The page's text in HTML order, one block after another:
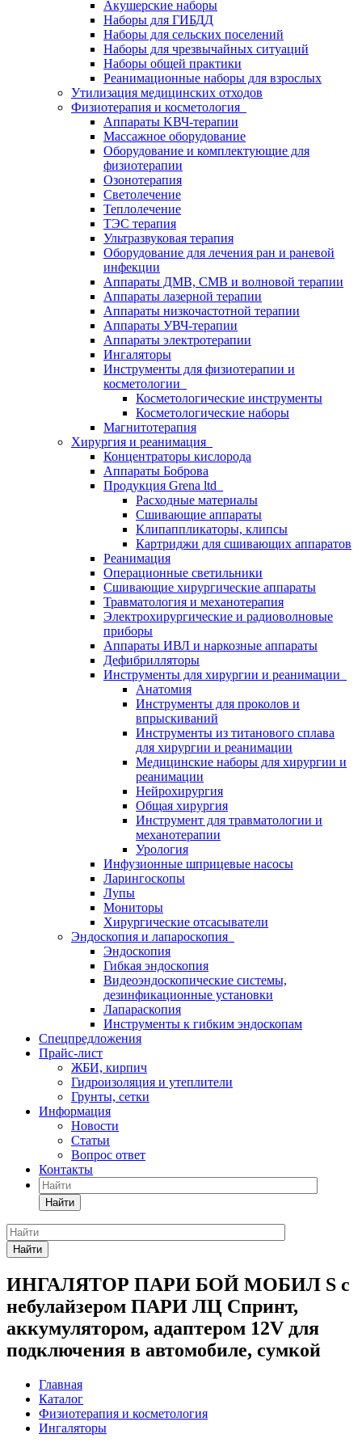
Акушерские наборы
Наборы для ГИБДД
Наборы для сельских поселений
Наборы для чрезвычайных ситуаций
Наборы общей практики
Реанимационные наборы для взрослых
Утилизация медицинских отходов
Физиотерапия и косметология
Аппараты KВЧ-терапии
Массажное оборудование
Оборудование и комплектующие для
физиотерапии
Озонотерапия
Светолечение
Теплолечение
ТЭС терапия
Ультразвуковая терапия
Оборудование для лечения ран и раневой
инфекции
Аппараты ДМВ, СМВ и волновой терапии
Аппараты лазерной терапии
Аппараты низкочастотной терапии
Аппараты УВЧ-терапии
Аппараты электротерапии
Ингаляторы
Инструменты для физиотерапии и
косметологии
Косметологические инструменты
Косметологические наборы
Магнитотерапия
Хирургия и реанимация
Концентраторы кислорода
Аппараты Боброва
Продукция Grena ltd
Расходные материалы
Сшивающие аппараты
Клипаппликаторы, клипсы
Картриджи для сшивающих аппаратов
Реанимация
Операционные светильники
Сшивающие хирургические аппараты
Травматология и механотерапия
Электрохирургические и радиоволновые
приборы
Аппараты ИВЛ и наркозные аппараты
Дефибрилляторы
Инструменты для хирургии и реанимации
Анатомия
Инструменты для проколов и
впрыскиваний
Инструменты из титанового сплава
для хирургии и реанимации
Медицинские наборы для хирургии и
реанимации
Нейрохирургия
Общая хирургия
Инструмент для травматологии и
механотерапии
Урология
Инфузионные шприцевые насосы
Ларингоскопы
Лупы
Мониторы
Хирургические отсасыватели
Эндоскопия и лапароскопия
Эндоскопия
Гибкая эндоскопия
Видеоэндоскопические системы,
дезинфикационные установки
Лапараскопия
Инструменты к гибким эндоскопам
Спецпредложения
Прайс-лист
ЖБИ, кирпич
Гидроизоляция и утеплители
Грунты, сетки
Информация
Новости
Статьи
Вопрос ответ
Контакты
Найти
Найти
ИНГАЛЯТОР ПАРИ БОЙ МОБИЛ S c
небулайзером ПАРИ ЛЦ Спринт,
аккумулятором, адаптером 12V для
подключения в автомобиле, сумкой
Главная
Каталог
Физиотерапия и косметология
Ингаляторы